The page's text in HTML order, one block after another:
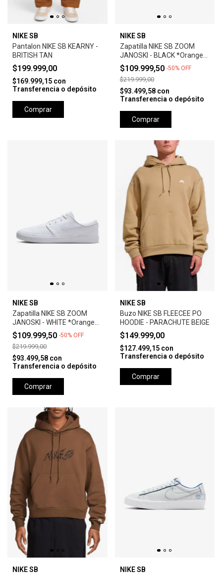
NIKE SB
Pantalon NIKE SB KEARNY -
BRITISH TAN
$199.999,00
$169.999,15 con
Transferencia o depósito
Comprar
NIKE SB
Zapatilla NIKE SB ZOOM
JANOSKI - BLACK *Orange
Label*
$109.999,50 -50% OFF
$219.999,00
$93.499,58 con
Transferencia o depósito
Comprar
NIKE SB
Zapatilla NIKE SB ZOOM
JANOSKI - WHITE *Orange
Label*
$109.999,50 -50% OFF
$219.999,00
$93.499,58 con
Transferencia o depósito
Comprar
NIKE SB
Buzo NIKE SB FLEECEE PO
HOODIE - PARACHUTE BEIGE
$149.999,00
$127.499,15 con
Transferencia o depósito
Comprar
NIKE SB
NIKE SB